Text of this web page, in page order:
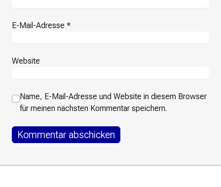
E-Mail-Adresse *
Website
Name, E-Mail-Adresse und Website in diesem Browser
für meinen nächsten Kommentar speichern.